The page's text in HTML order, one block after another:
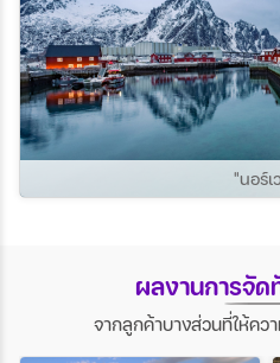
"นอร์เ
ผลงานการจัด
จากลูกค้าบางส่วนที่ให้ควา